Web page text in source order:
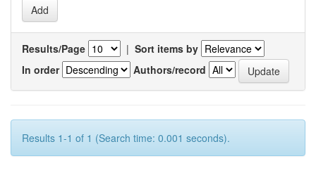
Results/Page | Sort items by
In order
Authors/record
Results 1-1 of 1 (Search time: 0.001 seconds).